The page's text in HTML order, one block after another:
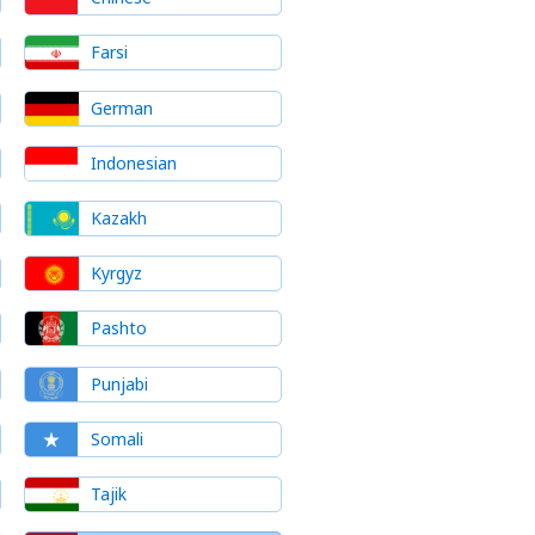
Farsi
German
Indonesian
Kazakh
Kyrgyz
Pashto
Punjabi
Somali
Tajik